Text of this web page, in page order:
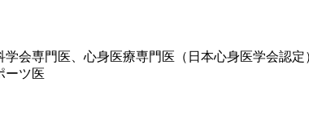
会専門医、心身医療専門医（日本心身医学会認
ーツ医